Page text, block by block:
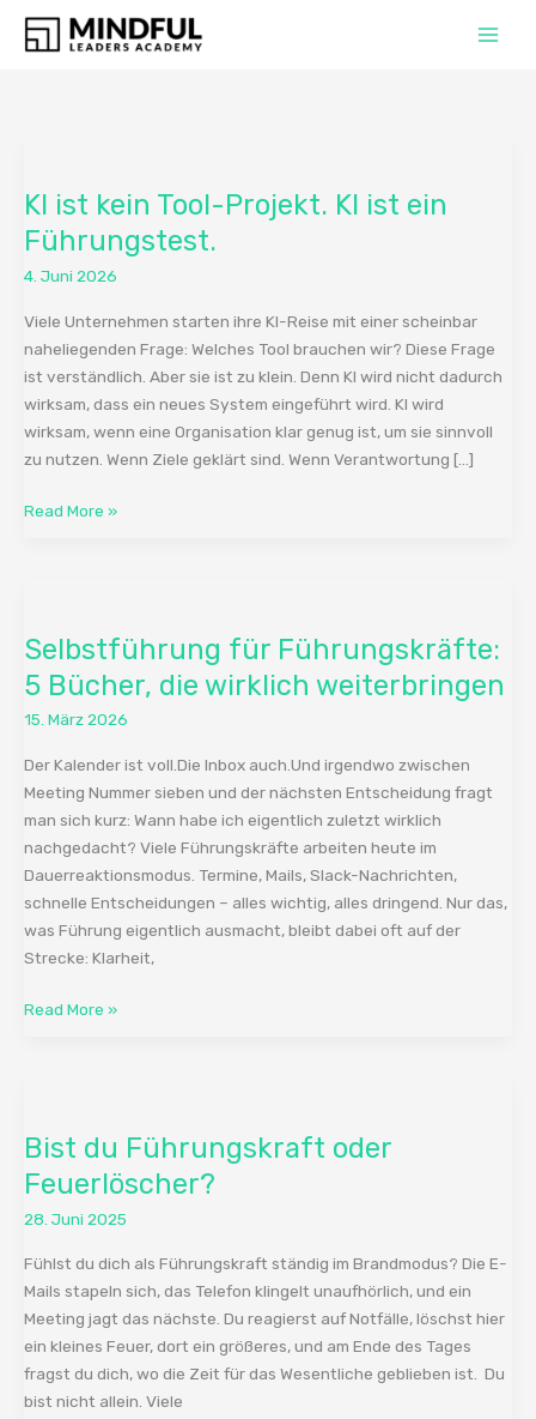
Inhalt
KI ist kein Tool-Projekt. KI ist ein
Führungstest.
4. Juni 2026
Viele Unternehmen starten ihre KI-Reise mit einer scheinbar
naheliegenden Frage: Welches Tool brauchen wir? Diese Frage
ist verständlich. Aber sie ist zu klein. Denn KI wird nicht dadurch
wirksam, dass ein neues System eingeführt wird. KI wird
wirksam, wenn eine Organisation klar genug ist, um sie sinnvoll
zu nutzen. Wenn Ziele geklärt sind. Wenn Verantwortung […]
kein
Tool-
KI
ist
ein
Führungstest.
Read More »
Selbstführung für Führungskräfte:
5 Bücher, die wirklich weiterbringen
15. März 2026
Der Kalender ist voll.Die Inbox auch.Und irgendwo zwischen
Meeting Nummer sieben und der nächsten Entscheidung fragt
man sich kurz: Wann habe ich eigentlich zuletzt wirklich
nachgedacht? Viele Führungskräfte arbeiten heute im
Dauerreaktionsmodus. Termine, Mails, Slack-Nachrichten,
schnelle Entscheidungen – alles wichtig, alles dringend. Nur das,
was Führung eigentlich ausmacht, bleibt dabei oft auf der
Strecke: Klarheit,
Führungskräfte:
5
Bücher,
die
wirklich
weiterbringen
Read More »
Bist du Führungskraft oder
Feuerlöscher?
28. Juni 2025
Fühlst du dich als Führungskraft ständig im Brandmodus? Die E-
Mails stapeln sich, das Telefon klingelt unaufhörlich, und ein
Meeting jagt das nächste. Du reagierst auf Notfälle, löschst hier
ein kleines Feuer, dort ein größeres, und am Ende des Tages
fragst du dich, wo die Zeit für das Wesentliche geblieben ist. Du
bist nicht allein. Viele
Führungskraft
oder
Feuerlöscher?